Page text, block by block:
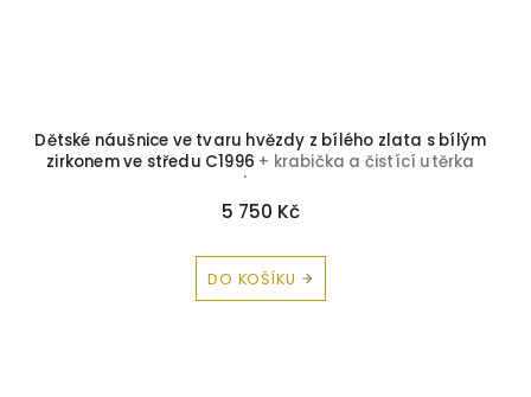
Dětské náušnice ve tvaru hvězdy z bílého zlata s bílým
zirkonem ve středu C1996 + krabička a čistící utěrka
zdarma
5 750 Kč
DO KOŠÍKU